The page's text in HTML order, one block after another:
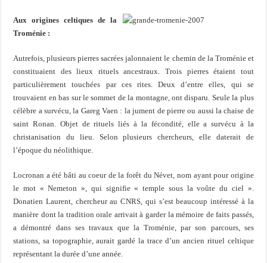
Aux origines celtiques de la
Troménie :
Autrefois, plusieurs pierres sacrées jalonnaient le chemin de la Troménie et
constituaient des lieux rituels ancestraux. Trois pierres étaient tout
particulièrement touchées par ces rites. Deux d’entre elles, qui se
trouvaient en bas sur le sommet de la montagne, ont disparu. Seule la plus
célèbre a survécu, la Gareg Vaen : la jument de pierre ou aussi la chaise de
saint Ronan. Objet de rituels liés à la fécondité, elle a survécu à la
christanisation du lieu. Selon plusieurs chercheurs, elle daterait de
l’époque du néolithique.
Locronan a été bâti au coeur de la forêt du Névet, nom ayant pour origine
le mot « Nemeton », qui signifie « temple sous la voûte du ciel ».
Donatien Laurent, chercheur au CNRS, qui s’est beaucoup intéressé à la
manière dont la tradition orale arrivait à garder la mémoire de faits passés,
a démontré dans ses travaux que la Troménie, par son parcours, ses
stations, sa topographie, aurait gardé la trace d’un ancien rituel celtique
représentant la durée d’une année.